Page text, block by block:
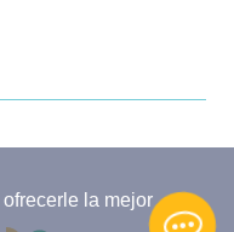
la mejor